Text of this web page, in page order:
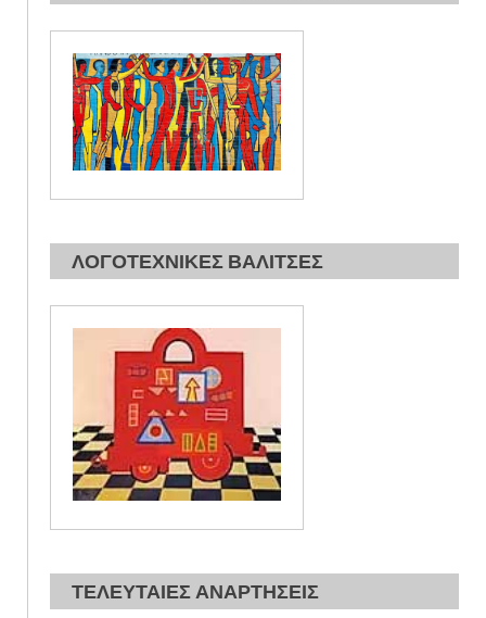
ΛΟΓΟΤΕΧΝΙΚΕΣ ΒΑΛΙΤΣΕΣ
ΤΕΛΕΥΤΑΙΕΣ ΑΝΑΡΤΗΣΕΙΣ